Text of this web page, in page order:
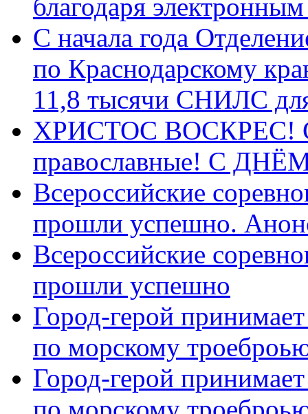
благодаря
С начала года
по Краснодарскому
11,8 тысячи СНИЛС
ХРИСТОС ВОСКРЕС! С
православные! C
Всероссийские
прошли успешно.
Всероссийские
прошли успешно
Город-герой
по морскому
Город-герой